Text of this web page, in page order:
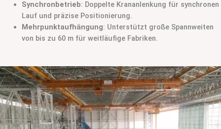
Synchronbetrieb: Doppelte Krananlenkung für synchronen
Lauf und präzise Positionierung.
Mehrpunktaufhängung: Unterstützt große Spannweiten
von bis zu 60 m für weitläufige Fabriken.